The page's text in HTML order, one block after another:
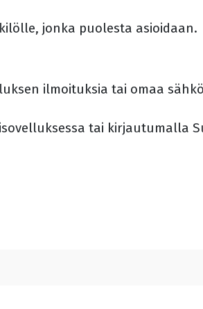
jonka puolesta asioidaan.
ilmoituksia tai omaa
tai kirjautumalla